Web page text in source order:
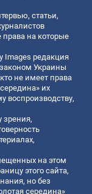
статьи,
на которые
Images редакция
Украины
не имеет права
их
воспроизводству,
зрения,
на этом
этого сайта,
но без
середина»